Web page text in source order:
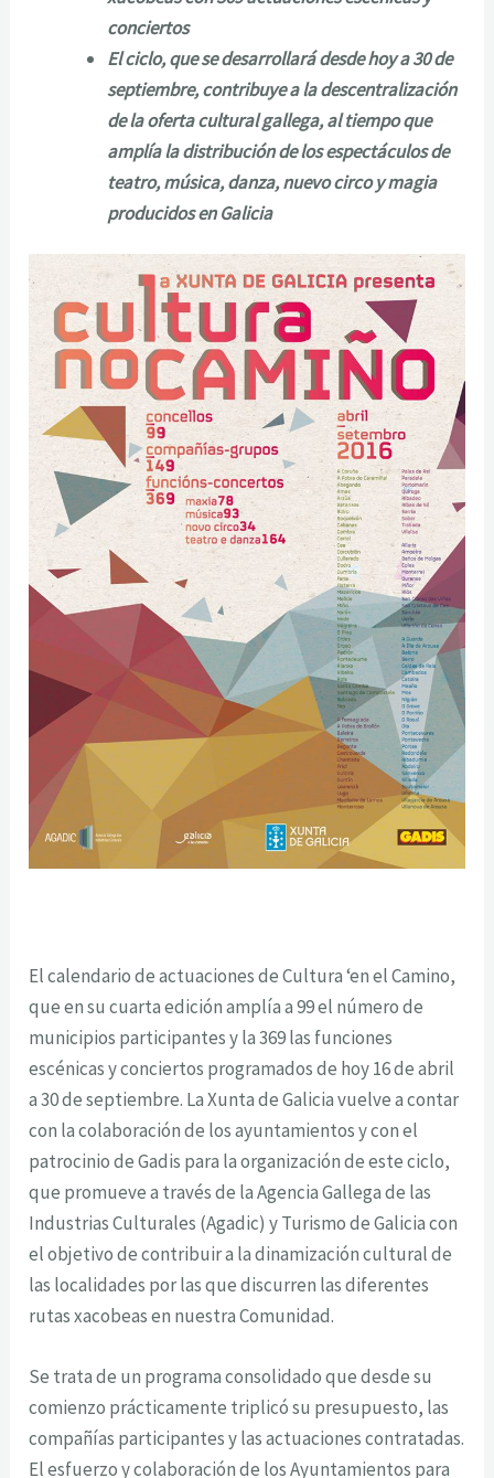
conciertos
El ciclo, que se desarrollará desde hoy a 30 de
septiembre, contribuye a la descentralización
de la oferta cultural gallega, al tiempo que
amplía la distribución de los espectáculos de
teatro, música, danza, nuevo circo y magia
producidos en Galicia
El calendario de actuaciones de Cultura ‘en el Camino,
que en su cuarta edición amplía a 99 el número de
municipios participantes y la 369 las funciones
escénicas y conciertos programados de hoy 16 de abril
a 30 de septiembre. La Xunta de Galicia vuelve a contar
con la colaboración de los ayuntamientos y con el
patrocinio de Gadis para la organización de este ciclo,
que promueve a través de la Agencia Gallega de las
Industrias Culturales (Agadic) y Turismo de Galicia con
el objetivo de contribuir a la dinamización cultural de
las localidades por las que discurren las diferentes
rutas xacobeas en nuestra Comunidad.
Se trata de un programa consolidado que desde su
comienzo prácticamente triplicó su presupuesto, las
compañías participantes y las actuaciones contratadas.
El esfuerzo y colaboración de los Ayuntamientos para